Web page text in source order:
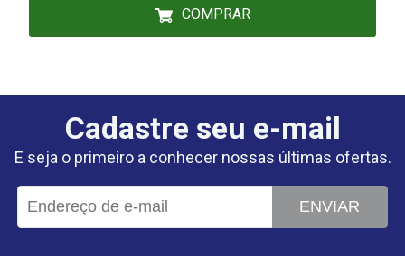
COMPRAR
Cadastre seu e-mail
E seja o primeiro a conhecer nossas últimas ofertas.
ENVIAR